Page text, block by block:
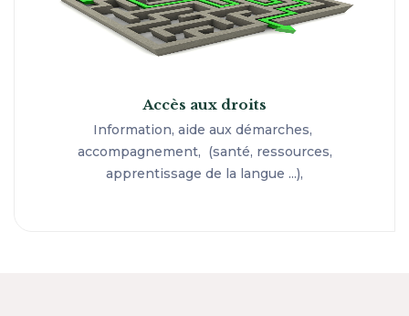
Accès aux droits
Information, aide aux démarches,
accompagnement, (santé, ressources,
apprentissage de la langue ...),